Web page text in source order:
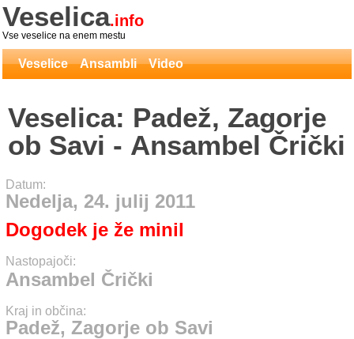
Veselica.info
Vse veselice na enem mestu
Veselice Ansambli Video
Veselica: Padež, Zagorje
ob Savi - Ansambel Črički
Datum:
Nedelja, 24. julij 2011
Dogodek je že minil
Nastopajoči:
Ansambel Črički
Kraj in občina:
Padež, Zagorje ob Savi